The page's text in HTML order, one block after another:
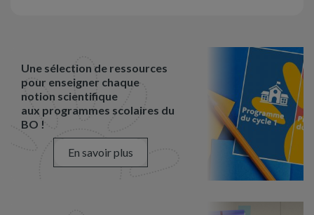
Une sélection de ressources
pour enseigner chaque
notion scientifique
aux programmes scolaires du
BO !
En savoir plus